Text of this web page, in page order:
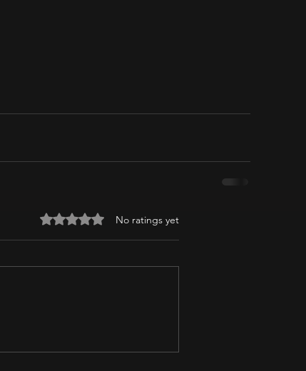
Rated 0 out of 5 stars.
No ratings yet